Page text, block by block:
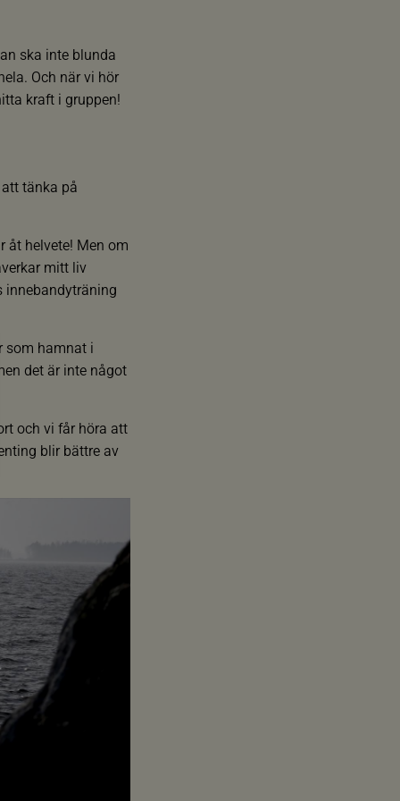
ska inte blunda
Och när vi hör
kraft i gruppen!
tänka på
åt helvete! Men om
mitt liv
innebandyträning
som hamnat i
det är inte något
och vi får höra att
blir bättre av